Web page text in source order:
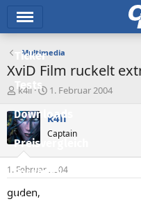
Ticker
Tests
Downloads
Preisvergleich
Forum
Aktuelles
Multimedia
XviD Film ruckelt
E
s
t
e
l
e
r
k4li
E
s
e
t
1. Februar 2004
k4li
Captain
1. Februar 2004
guden,